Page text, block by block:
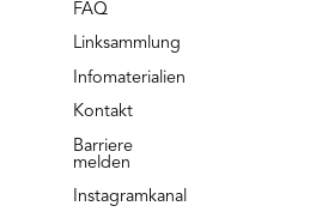
FAQ
Linksammlung
Infomaterialien
Kontakt
Barriere
melden
Instagramkanal